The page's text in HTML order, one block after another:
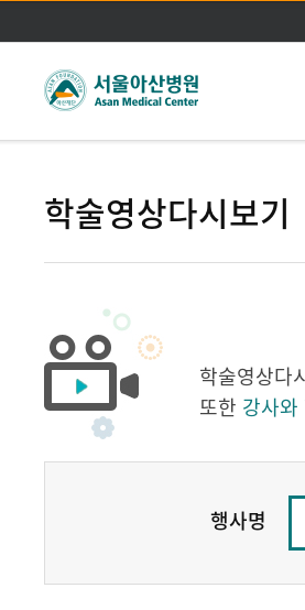
본문바로가기
학술영상다시보기
학술영상다
또한 강사
행사명